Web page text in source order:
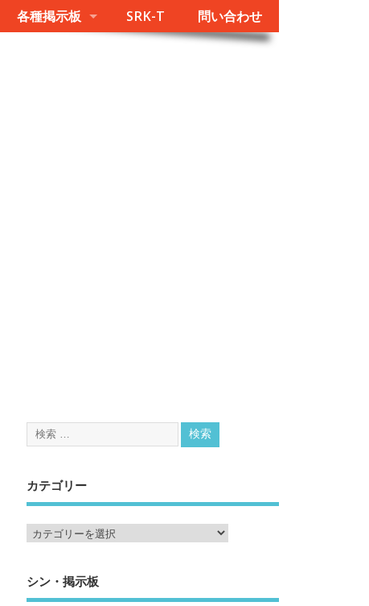
各種掲示板 SRK-T 問い合わせ
カテゴリー
シン・掲示板